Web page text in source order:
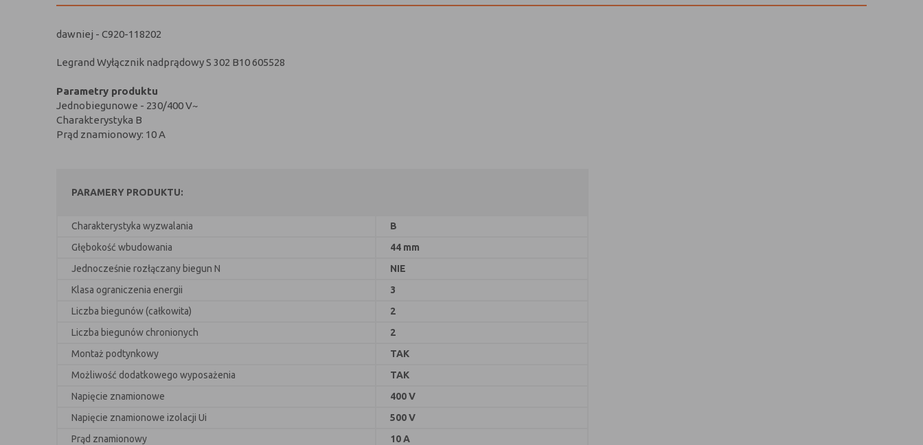
dawniej - C920-118202
Legrand Wyłącznik nadprądowyS 302 B10605528
Parametry produktu
Jednobiegunowe - 230/400 V~
Charakterystyka B
Prąd znamionowy: 10 A
PARAMERY PRODUKTU:
Charakterystyka wyzwalania
B
Głębokość wbudowania
44 mm
Jednocześnie rozłączany biegun N
NIE
Klasa ograniczenia energii
3
Liczba biegunów (całkowita)
2
Liczba biegunów chronionych
2
Montaż podtynkowy
TAK
Możliwość dodatkowego wyposażenia
TAK
Napięcie znamionowe
400 V
Napięcie znamionowe izolacji Ui
500 V
Prąd znamionowy
10 A